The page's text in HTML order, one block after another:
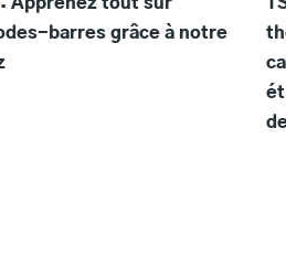
barres grâce à notre